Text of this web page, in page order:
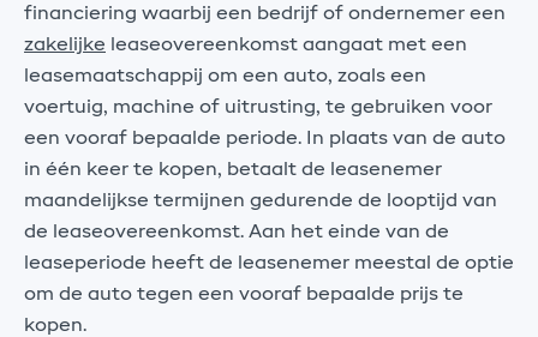
financiering waarbij een bedrijf of ondernemer een
zakelijke leaseovereenkomst aangaat met een
leasemaatschappij om een auto, zoals een
voertuig, machine of uitrusting, te gebruiken voor
een vooraf bepaalde periode. In plaats van de auto
in één keer te kopen, betaalt de leasenemer
maandelijkse termijnen gedurende de looptijd van
de leaseovereenkomst. Aan het einde van de
leaseperiode heeft de leasenemer meestal de optie
om de auto tegen een vooraf bepaalde prijs te
kopen.